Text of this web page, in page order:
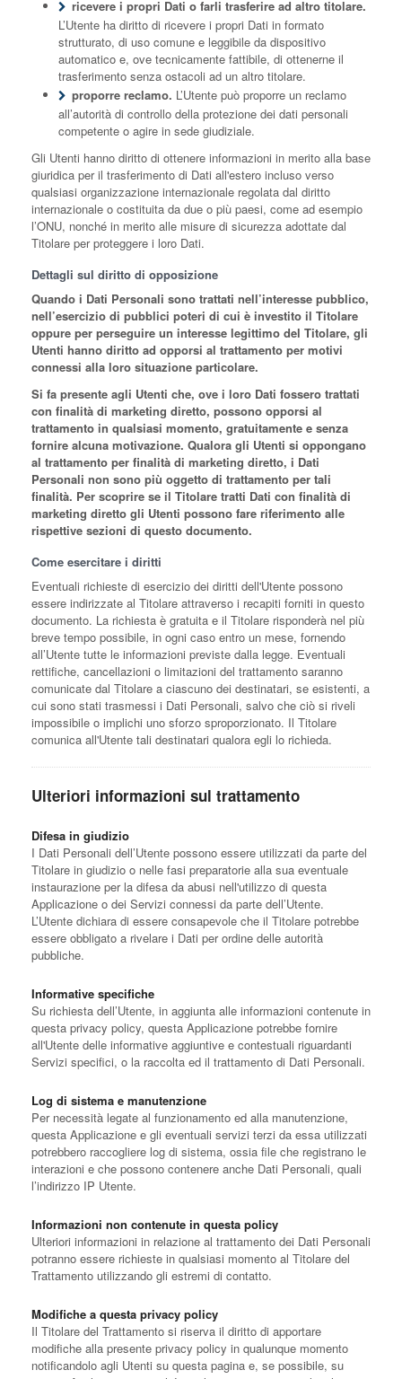
ricevere i propri Dati o farli trasferire ad altro titolare.
L’Utente ha diritto di ricevere i propri Dati in formato
strutturato, di uso comune e leggibile da dispositivo
automatico e, ove tecnicamente fattibile, di ottenerne il
trasferimento senza ostacoli ad un altro titolare.
proporre reclamo. L’Utente può proporre un reclamo
all’autorità di controllo della protezione dei dati personali
competente o agire in sede giudiziale.
Gli Utenti hanno diritto di ottenere informazioni in merito alla base
giuridica per il trasferimento di Dati all'estero incluso verso
qualsiasi organizzazione internazionale regolata dal diritto
internazionale o costituita da due o più paesi, come ad esempio
l’ONU, nonché in merito alle misure di sicurezza adottate dal
Titolare per proteggere i loro Dati.
Dettagli sul diritto di opposizione
Quando i Dati Personali sono trattati nell’interesse pubblico,
nell’esercizio di pubblici poteri di cui è investito il Titolare
oppure per perseguire un interesse legittimo del Titolare, gli
Utenti hanno diritto ad opporsi al trattamento per motivi
connessi alla loro situazione particolare.
Si fa presente agli Utenti che, ove i loro Dati fossero trattati
con finalità di marketing diretto, possono opporsi al
trattamento in qualsiasi momento, gratuitamente e senza
fornire alcuna motivazione. Qualora gli Utenti si oppongano
al trattamento per finalità di marketing diretto, i Dati
Personali non sono più oggetto di trattamento per tali
finalità. Per scoprire se il Titolare tratti Dati con finalità di
marketing diretto gli Utenti possono fare riferimento alle
rispettive sezioni di questo documento.
Come esercitare i diritti
Eventuali richieste di esercizio dei diritti dell'Utente possono
essere indirizzate al Titolare attraverso i recapiti forniti in questo
documento. La richiesta è gratuita e il Titolare risponderà nel più
breve tempo possibile, in ogni caso entro un mese, fornendo
all’Utente tutte le informazioni previste dalla legge. Eventuali
rettifiche, cancellazioni o limitazioni del trattamento saranno
comunicate dal Titolare a ciascuno dei destinatari, se esistenti, a
cui sono stati trasmessi i Dati Personali, salvo che ciò si riveli
impossibile o implichi uno sforzo sproporzionato. Il Titolare
comunica all'Utente tali destinatari qualora egli lo richieda.
Ulteriori informazioni sul trattamento
Difesa in giudizio
I Dati Personali dell’Utente possono essere utilizzati da parte del
Titolare in giudizio o nelle fasi preparatorie alla sua eventuale
instaurazione per la difesa da abusi nell'utilizzo di questa
Applicazione o dei Servizi connessi da parte dell’Utente.
L’Utente dichiara di essere consapevole che il Titolare potrebbe
essere obbligato a rivelare i Dati per ordine delle autorità
pubbliche.
Informative specifiche
Su richiesta dell’Utente, in aggiunta alle informazioni contenute in
questa privacy policy, questa Applicazione potrebbe fornire
all'Utente delle informative aggiuntive e contestuali riguardanti
Servizi specifici, o la raccolta ed il trattamento di Dati Personali.
Log di sistema e manutenzione
Per necessità legate al funzionamento ed alla manutenzione,
questa Applicazione e gli eventuali servizi terzi da essa utilizzati
potrebbero raccogliere log di sistema, ossia file che registrano le
interazioni e che possono contenere anche Dati Personali, quali
l’indirizzo IP Utente.
Informazioni non contenute in questa policy
Ulteriori informazioni in relazione al trattamento dei Dati Personali
potranno essere richieste in qualsiasi momento al Titolare del
Trattamento utilizzando gli estremi di contatto.
Modifiche a questa privacy policy
Il Titolare del Trattamento si riserva il diritto di apportare
modifiche alla presente privacy policy in qualunque momento
notificandolo agli Utenti su questa pagina e, se possibile, su